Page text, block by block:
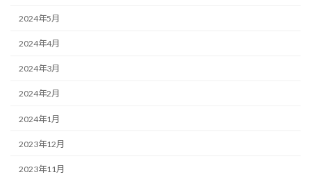
2024年5月
2024年4月
2024年3月
2024年2月
2024年1月
2023年12月
2023年11月